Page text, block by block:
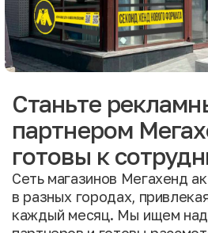
Станьте
партнером
готовы к
Сеть магазинов Мегахенд
в разных городах,
каждый месяц. Мы ищем